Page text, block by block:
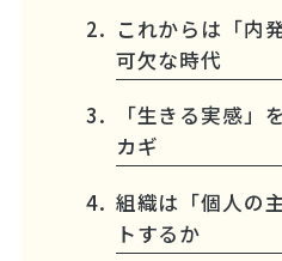
これからは「内
可欠な時代
「生きる実感」
カギ
組織は「個人の
トするか